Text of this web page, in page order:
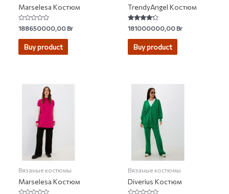
Marselesa Костюм
Rated
0
out
188650000,00Br
Buy product
TrendyAngel Костюм
Rated
4.00
out of 5
181000000,00Br
Buy product
Вязаные костюмы
Marselesa Костюм
Вязаные костюмы
Diverius Костюм